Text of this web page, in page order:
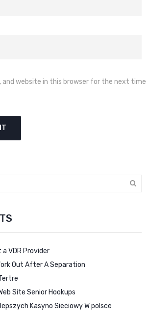
and website in this browser for the next time
VDR Provider
Out After A Separation
Site Senior Hookups
Kasyno Sieciowy W polsce